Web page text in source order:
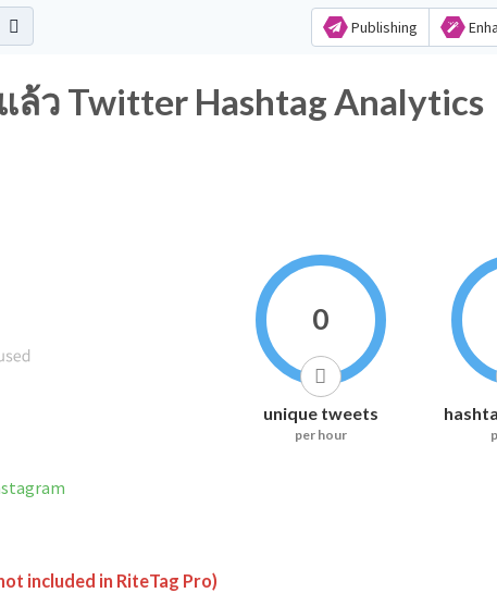
Publishing
ว Twitter Hashtag Analytics
0
unique tweets
per hour
included in RiteTag Pro)